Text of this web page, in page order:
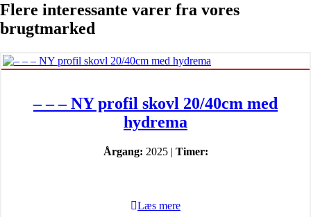
Flere interessante varer fra vores
brugtmarked
– – – NY profil skovl 20/40cm med
hydrema
Årgang: 2025 | Timer:
Læs mere